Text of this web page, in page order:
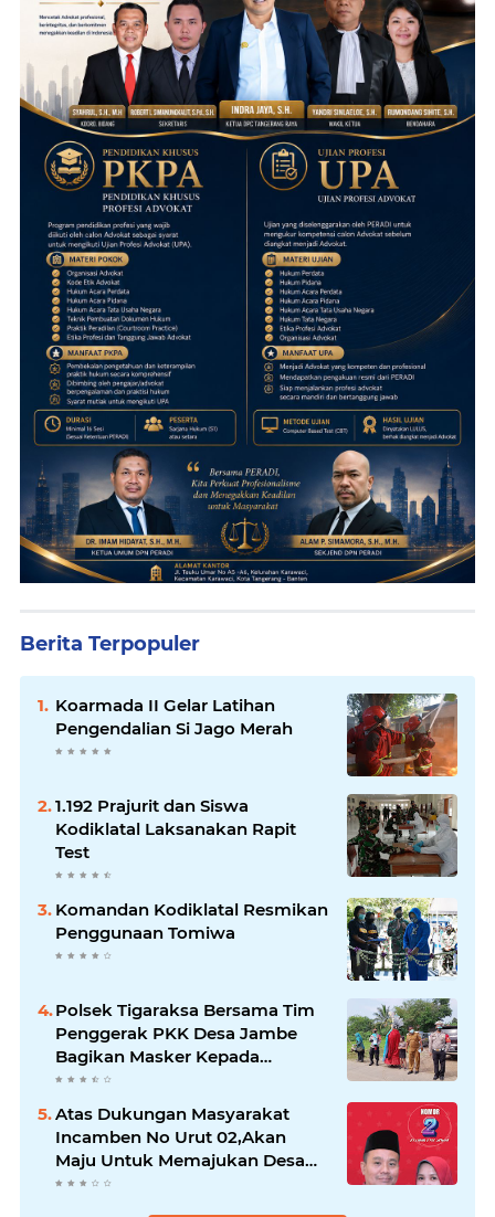
Berita Terpopuler
Koarmada II Gelar Latihan
Pengendalian Si Jago Merah
1.192 Prajurit dan Siswa
Kodiklatal Laksanakan Rapit
Test
Komandan Kodiklatal Resmikan
Penggunaan Tomiwa
Polsek Tigaraksa Bersama Tim
Penggerak PKK Desa Jambe
Bagikan Masker Kepada
Pengguna Jalan
Atas Dukungan Masyarakat
Incamben No Urut 02,Akan
Maju Untuk Memajukan Desa
Tegal Kunir Kidul